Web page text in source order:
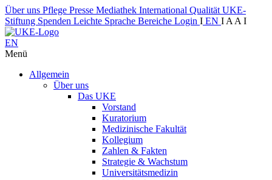
Über uns Pflege Presse Mediathek International Qualität UKE-
Stiftung Spenden Leichte Sprache Bereiche Login I EN I A A I
EN
Menü
Allgemein
Über uns
Das UKE
Vorstand
Kuratorium
Medizinische Fakultät
Kollegium
Zahlen & Fakten
Strategie & Wachstum
Universitätsmedizin